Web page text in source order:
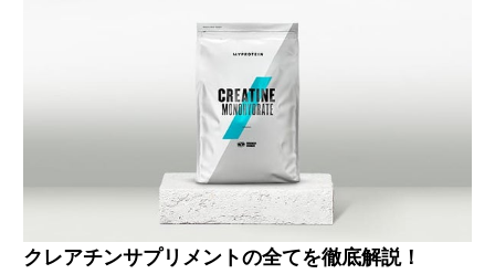
クレアチンサプリメントの全てを徹底解説！